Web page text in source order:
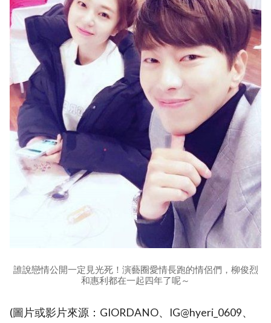
誰說戀情公開一定見光死！演藝圈愛情長跑的情侶們，柳俊烈
和惠利都在一起四年了呢～
(圖片或影片來源：GIORDANO、IG@hyeri_0609、